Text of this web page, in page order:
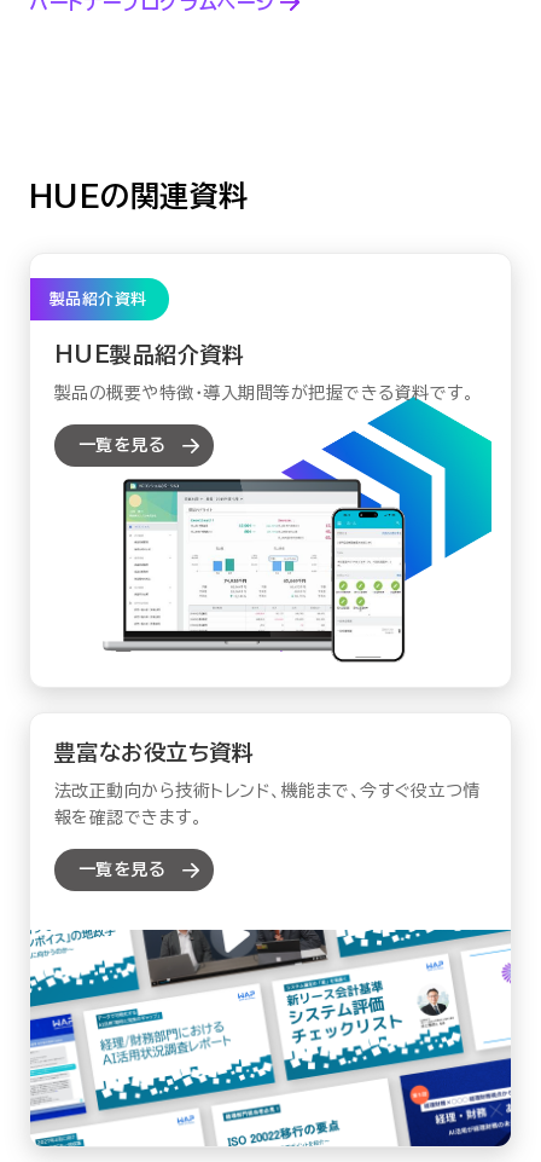
HUEの関連資料
製品紹介資料
HUE製品紹介資料
製品の概要や特徴・導入期間等が把握できる資料です。
一覧を見る
豊富なお役立ち資料
法改正動向から技術トレンド、機能まで、今すぐ役立つ情
報を確認できます。
一覧を見る